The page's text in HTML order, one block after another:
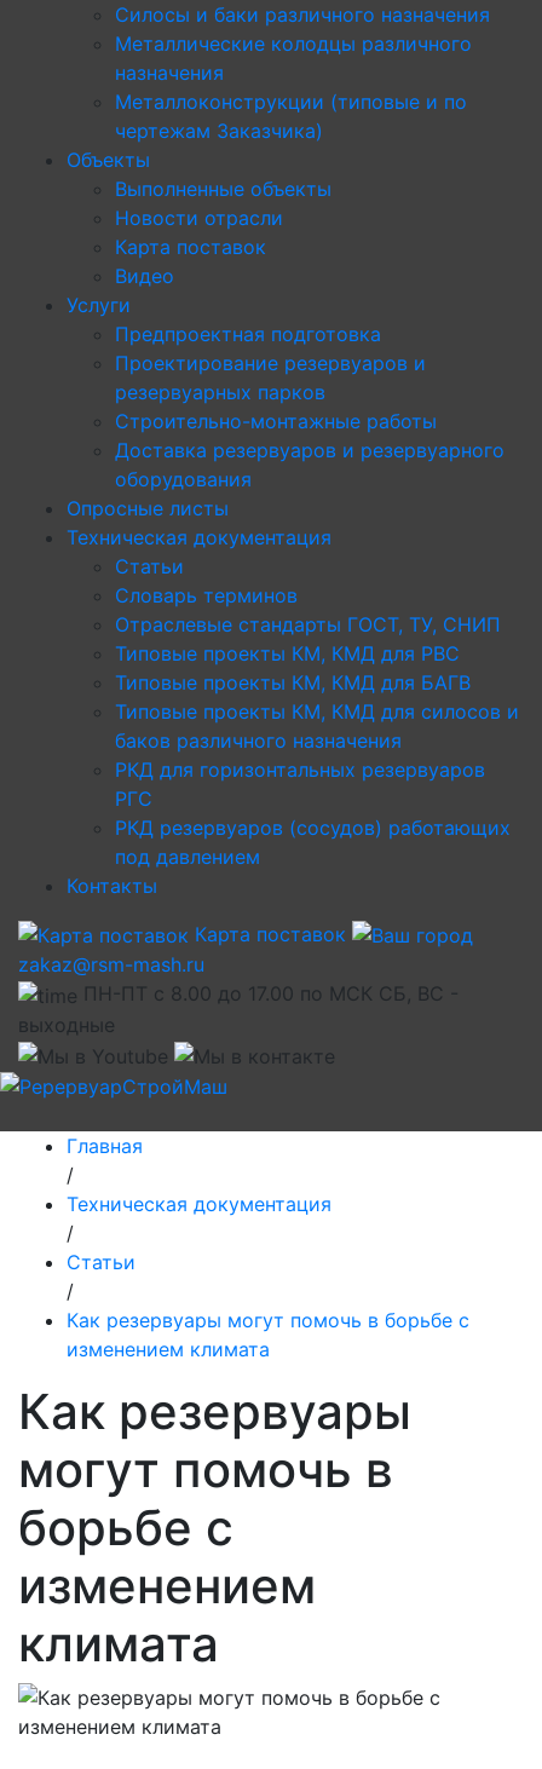
Силосы и баки различного назначения
Металлические колодцы различного
назначения
Металлоконструкции (типовые и по
чертежам Заказчика)
Объекты
Выполненные объекты
Новости отрасли
Карта поставок
Видео
Услуги
Предпроектная подготовка
Проектирование резервуаров и
резервуарных парков
Строительно-монтажные работы
Доставка резервуаров и резервуарного
оборудования
Опросные листы
Техническая документация
Статьи
Словарь терминов
Отраслевые стандарты ГОСТ, ТУ, СНИП
Типовые проекты КМ, КМД для РВС
Типовые проекты КМ, КМД для БАГВ
Типовые проекты КМ, КМД для силосов и
баков различного назначения
РКД для горизонтальных резервуаров
РГС
РКД резервуаров (сосудов) работающих
под давлением
Контакты
Карта поставок
zakaz@rsm-mash.ru
ПН-ПТ с 8.00 до 17.00 по МСК СБ, ВС -
выходные
Главная
/
Техническая документация
/
Статьи
/
Как резервуары могут помочь в борьбе с
изменением климата
Как резервуары
могут помочь в
борьбе с
изменением
климата